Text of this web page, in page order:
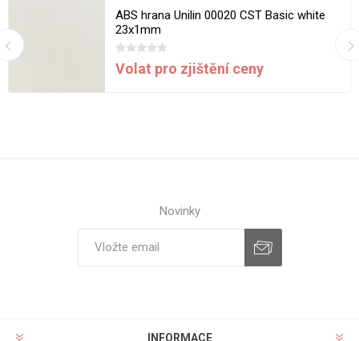
ABS hrana Unilin 00020 CST Basic white
23x1mm
Volat pro zjištění ceny
Novinky
INFORMACE